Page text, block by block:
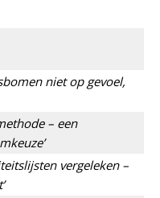
niet op gevoel,
– een
vergeleken –